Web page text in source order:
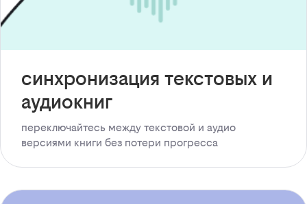
синхронизация текстовых и
аудиокниг
переключайтесь между текстовой и аудио
версиями книги без потери прогресса